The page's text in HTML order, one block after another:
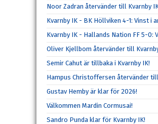
Noor Zadran återvänder till Kvarnby
Kvarnby IK - BK Höllviken 4-1: Vinst i
Kvarnby IK - Hallands Nation FF 5-
Oliver Kjellbom återvänder till
Semir Cahut är tillbaka i Kvarnby IK!
Hampus Christoffersen återvänder till
Gustav Hemby är klar för 2026!
Välkommen Mardin Cormusai!
Sandro Punda klar för Kvarnby IK!